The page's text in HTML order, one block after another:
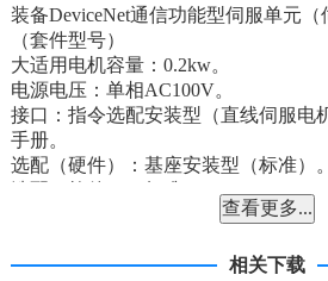
装备DeviceNet通信功能型伺服单元（
（套件型号）
大适用电机容量：0.2kw。
电源电压：单相AC100V。
接口：指令选配安装型（直线伺服电
手册。
选配（硬件）：基座安装型（标准）。
依据开放式现场网络 DeviceNet 的通
查看更多...
相关下载